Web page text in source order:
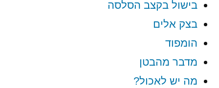
בישול בקצב הסלסה
בצק אלים
הומפוד
מדבר מהבטן
מה יש לאכול?